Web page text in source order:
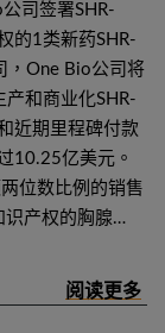
司签署SHR-
的1类新药SHR-
，One Bio公司将
和商业化SHR-
近期里程碑付款
10.25亿美元。
位数比例的销售
识产权的胸腺…